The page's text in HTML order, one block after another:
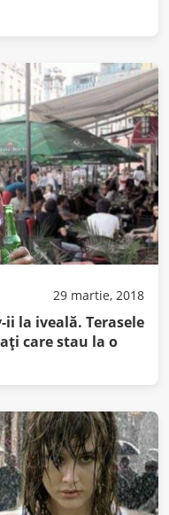
29 martie, 2018
la iveală. Terasele
care stau la o